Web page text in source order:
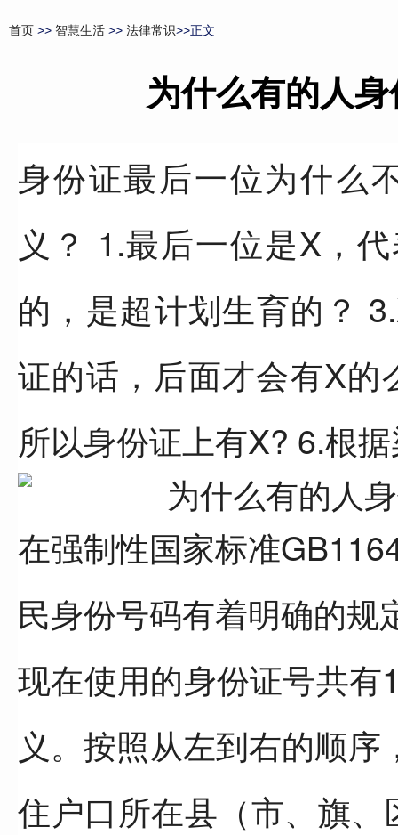
首页 >> 智慧生活 >> 法律常识>>正文
为什么有的人
身份证最后一位为什么
义？ 1.最后一位是X，
的，是超计划生育的？
证的话，后面才会有X
所以身份证上有X? 6.根
在强制性国家标准
民身份号码有着明确的规
现在使用的身份证号共
义。按照从左到右的顺序
住户口所在县（市、旗